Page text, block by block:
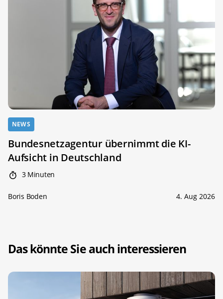
NEWS
Bundesnetzagentur übernimmt die KI-
Aufsicht in Deutschland
3 Minuten
Boris Boden 4. Aug 2026
Das könnte Sie auch interessieren